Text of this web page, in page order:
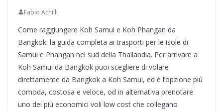
Fabio Achilli
Come raggiungere Koh Samui e Koh Phangan da
Bangkok: la guida completa ai trasporti per le isole di
Samui e Phangan nel sud della Thailandia. Per arrivare a
Koh Samui da Bangkok puoi scegliere di volare
direttamente da Bangkok a Koh Samui, ed è l’opzione più
comoda, costosa e veloce, od in alternativa prenotare
uno dei più economici voli low cost che collegano